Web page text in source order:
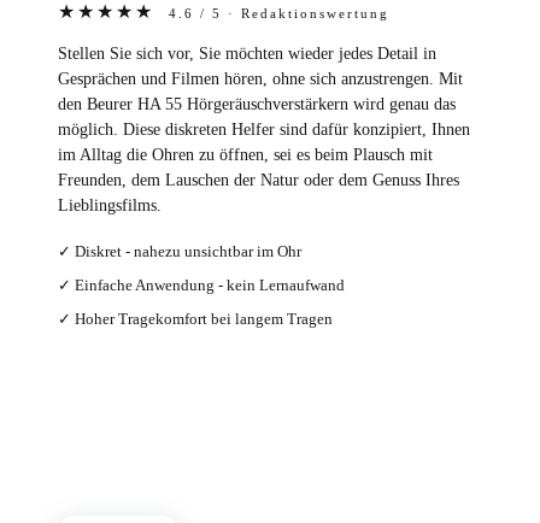
★★★★★ 4.6 / 5 · Redaktionswertung
Stellen Sie sich vor, Sie möchten wieder jedes Detail in
Gesprächen und Filmen hören, ohne sich anzustrengen. Mit
den Beurer HA 55 Hörgeräuschverstärkern wird genau das
möglich. Diese diskreten Helfer sind dafür konzipiert, Ihnen
im Alltag die Ohren zu öffnen, sei es beim Plausch mit
Freunden, dem Lauschen der Natur oder dem Genuss Ihres
Lieblingsfilms.
✓ Diskret - nahezu unsichtbar im Ohr
✓ Einfache Anwendung - kein Lernaufwand
✓ Hoher Tragekomfort bei langem Tragen